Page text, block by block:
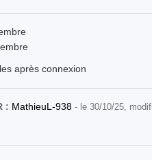
après connexion
: MathieuL-938 - le 30/10/25,